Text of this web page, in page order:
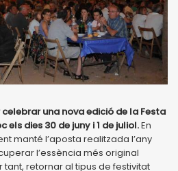
una nova edició de la Festa
els dies 30 de juny i 1 de juliol.En
manté l’aposta realitzada l’any
l’essència més original
retornar al tipus de festivitat